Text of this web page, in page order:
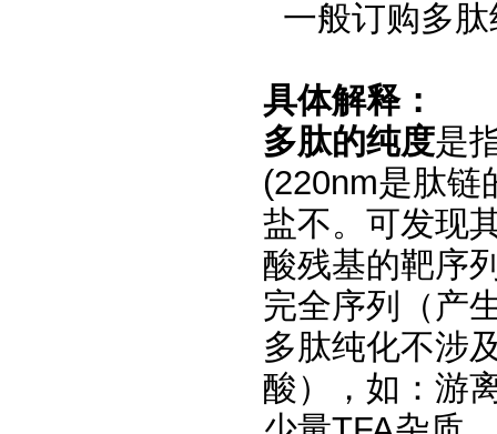
一般订购多
具体解释：
多肽的纯度是
(220nm是肽链
盐不。可发现
酸残基的靶序
完全序列（产
多肽纯化不涉
酸），如：游